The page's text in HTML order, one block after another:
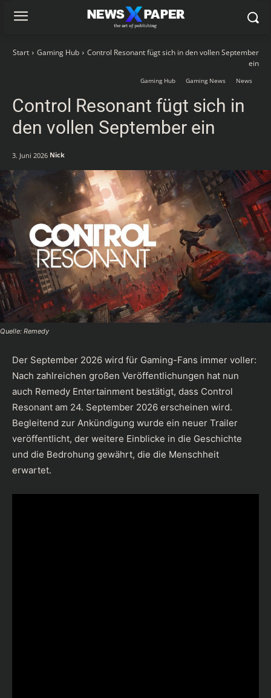
Start Gaming Hub
Control Resonant fügt sich in den vollen September
ein
Gaming Hub Gaming News News
Control Resonant fügt sich in
den vollen September ein
3. Juni 2026 Nick
Quelle: Remedy
Der September 2026 wird für Gaming-Fans immer voller:
Nach zahlreichen großen Veröffentlichungen hat nun
auch Remedy Entertainment bestätigt, dass Control
Resonant am 24. September 2026 erscheinen wird.
Begleitend zur Ankündigung wurde ein neuer Trailer
veröffentlicht, der weitere Einblicke in die Geschichte
und die Bedrohung gewährt, die die Menschheit
erwartet.